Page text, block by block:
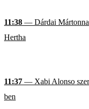
11:38 — Dárdai
Hertha
11:37 — Xabi Alonso
ben